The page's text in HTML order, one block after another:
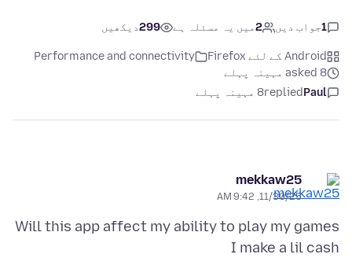
1جواب دیں 2میں یہ مسئلہ ہے 299دیکھیں
Android کے لئے Firefox
Performance and connectivity
asked 8 مہینہ پہلے
Paul
replied8 مہینہ پہلے
mekkaw25
11/30/25, 9:42 AM
Will this app affect my ability to play my games
I make a lil cash